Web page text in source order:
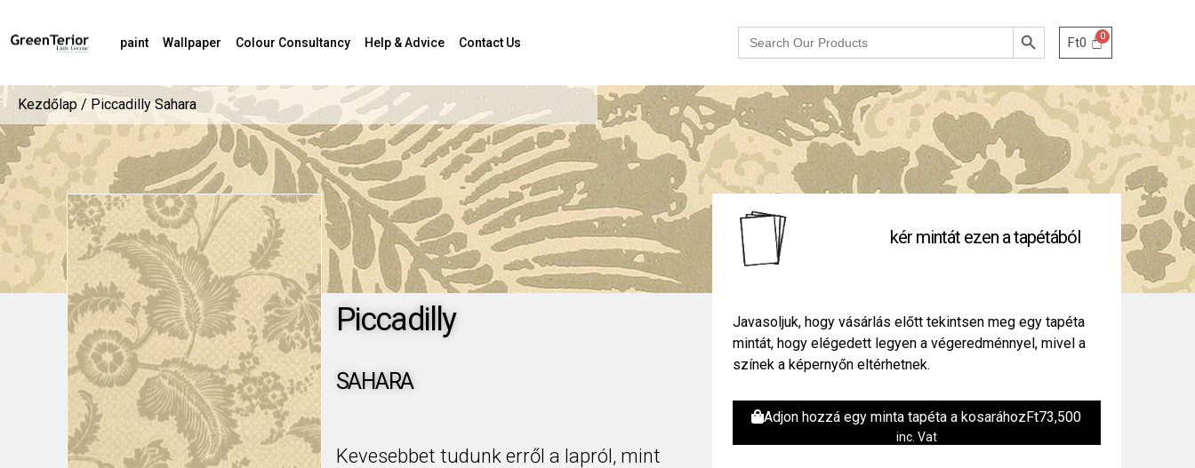
paint Wallpaper Colour Consultancy Help & Advice Contact Us
Search
for:
Search Button
Ft0
Kezdőlap / Piccadilly Sahara
Piccadilly
SAHARA
Kevesebbet tudunk erről a lapról, mint
kér mintát ezen a tapétából
Javasoljuk, hogy vásárlás előtt tekintsen meg egy tapéta
mintát, hogy elégedett legyen a végeredménnyel, mivel a
színek a képernyőn eltérhetnek.
Adjon hozzá egy minta tapéta a kosaráhozFt73,500
inc. Vat